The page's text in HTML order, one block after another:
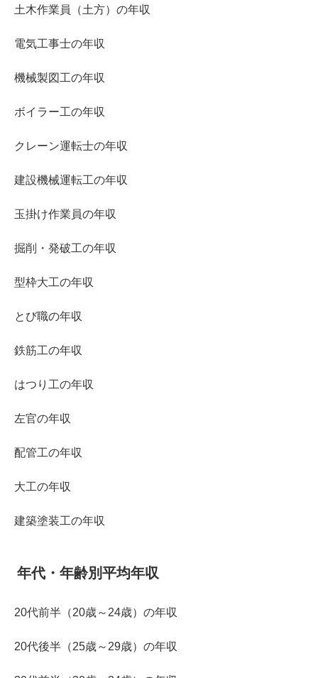
土木作業員（土方）の年収
電気工事士の年収
機械製図工の年収
ボイラー工の年収
クレーン運転士の年収
建設機械運転工の年収
玉掛け作業員の年収
掘削・発破工の年収
型枠大工の年収
とび職の年収
鉄筋工の年収
はつり工の年収
左官の年収
配管工の年収
大工の年収
建築塗装工の年収
年代・年齢別平均年収
20代前半（20歳～24歳）の年収
20代後半（25歳～29歳）の年収